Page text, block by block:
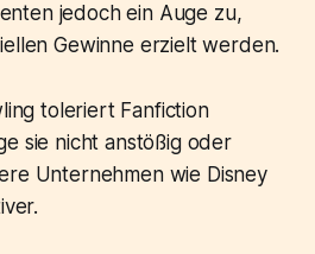
jedoch ein Auge zu,
Gewinne erzielt werden.
toleriert Fanfiction
sie nicht anstößig oder
Unternehmen wie Disney